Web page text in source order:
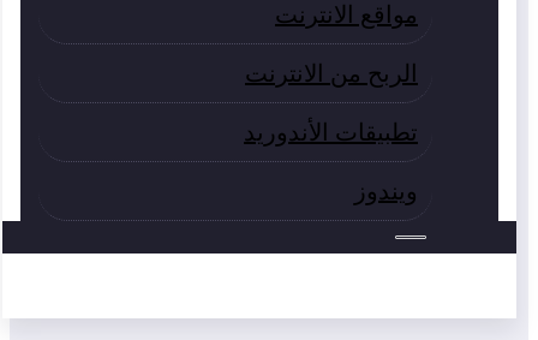
مواقع الانترنت
الربح من الانترنت
تطبيقات الأندوريد
ويندوز